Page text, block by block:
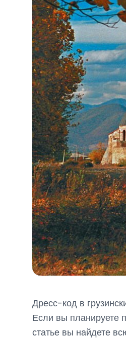
Дресс-код в
Если вы планируете
статье вы найдете